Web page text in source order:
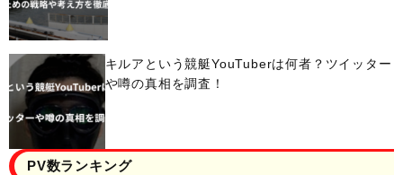
キルアという競艇YouTuberは何者？ツイッター
や噂の真相を調査！
PV数ランキング